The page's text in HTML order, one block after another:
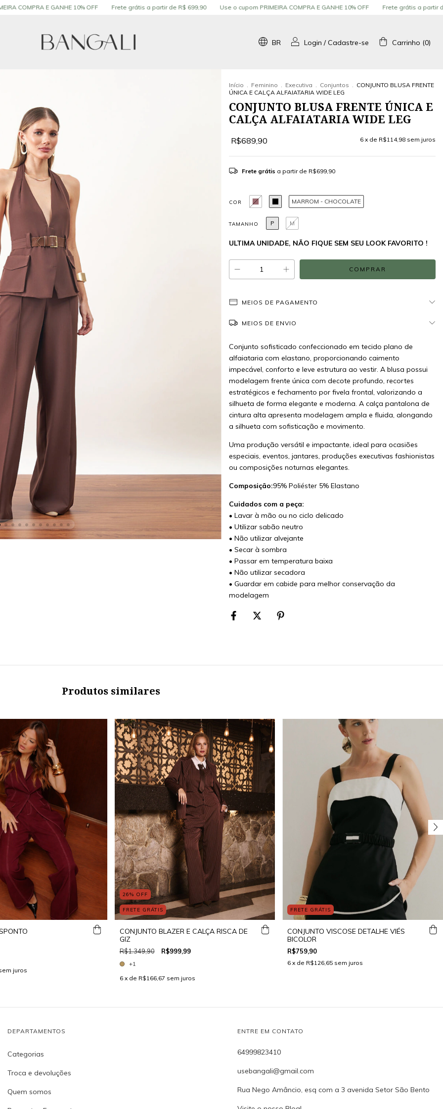
10% OFF Frete grátis a partir de R$ 699,90 Use o cupom PRIMEIRA COMPRA E GANHE 10% OFF Frete grátis a partir de R$ 699,90
BR Login /Cadastre-se Carrinho (0)
Início . Feminino . Executiva . Conjuntos . CONJUNTO BLUSA FRENTE
ÚNICA E CALÇA ALFAIATARIA WIDE LEG
CONJUNTO BLUSA FRENTE ÚNICA E
CALÇA ALFAIATARIA WIDE LEG
R$689,90 6 x de R$114,98 sem juros
Frete grátis a partir de R$699,90
COR MARROM - CHOCOLATE
TAMANHO P M
ULTIMA UNIDADE, NÃO FIQUE SEM SEU LOOK FAVORITO !
MEIOS DE PAGAMENTO
MEIOS DE ENVIO
Conjunto sofisticado confeccionado em tecido plano de
alfaiataria com elastano, proporcionando caimento
impecável, conforto e leve estrutura ao vestir. A blusa possui
modelagem frente única com decote profundo, recortes
estratégicos e fechamento por fivela frontal, valorizando a
silhueta de forma elegante e moderna. A calça pantalona de
cintura alta apresenta modelagem ampla e fluida, alongando
a silhueta com sofisticação e movimento.
Uma produção versátil e impactante, ideal para ocasiões
especiais, eventos, jantares, produções executivas fashionistas
ou composições noturnas elegantes.
Composição:95% Poliéster 5% Elastano
Cuidados com a peça:
• Lavar à mão ou no ciclo delicado
• Utilizar sabão neutro
• Não utilizar alvejante
• Secar à sombra
• Passar em temperatura baixa
• Não utilizar secadora
• Guardar em cabide para melhor conservação da
modelagem
Produtos similares
juros
26% OFF
FRETE GRÁTIS
CONJUNTO BLAZER E CALÇA RISCA DE
GIZ
R$1.349,90 R$999,99
+1
6 x de R$166,67 sem juros
FRETE GRÁTIS
CONJUNTO VISCOSE DETALHE VIÉS
BICOLOR
R$759,90
6 x de R$126,65 sem juros
DEPARTAMENTOS
Categorias
Troca e devoluções
Quem somos
ENTRE EM CONTATO
64999823410
usebangali@gmail.com
Rua Nego Amâncio, esq com a 3 avenida Setor São Bento